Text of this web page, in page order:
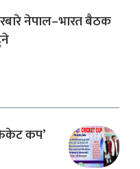
नेपाल–भारत बैठक
कप’